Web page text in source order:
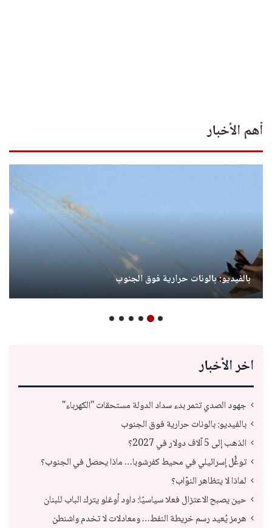
أهم الأخبار
بالفيديو: بالونات حرارية فوق الجنوب
اخر الأخبار
جهود الصدي تثمر بدء سداد الدولة مستحقات "الكهرباء"
بالفيديو: بالونات حرارية فوق الجنوب
الذهب إلى 5 آلاف دولار في 2027؟
توغُّل إسرائيلي في محيط كفرشوبا… ماذا يحصل في الجنوب؟
لماذا لا يتظاهر النوّاب؟
حين يصبح الاعتزال فعلا سياسيًا: داود أوغلو يترك الباب للبنان
هرمز يُعيد رسم خريطة النفط… ومعادلات لا تخدم واشنطن